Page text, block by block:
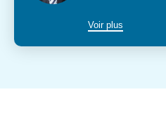
Voir plus